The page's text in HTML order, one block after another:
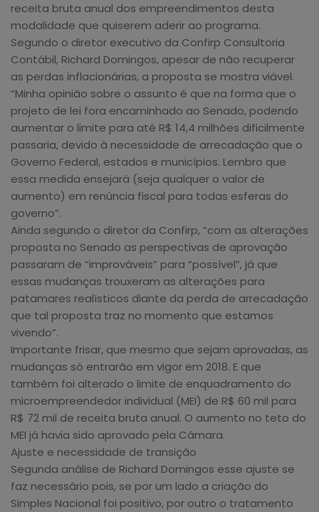
receita bruta anual dos empreendimentos desta
modalidade que quiserem aderir ao programa.
Segundo o diretor executivo da Confirp Consultoria
Contábil, Richard Domingos, apesar de não recuperar
as perdas inflacionárias, a proposta se mostra viável.
“Minha opinião sobre o assunto é que na forma que o
projeto de lei fora encaminhado ao Senado, podendo
aumentar o limite para até R$ 14,4 milhões dificilmente
passaria, devido à necessidade de arrecadação que o
Governo Federal, estados e municípios. Lembro que
essa medida ensejará (seja qualquer o valor de
aumento) em renúncia fiscal para todas esferas do
governo”.
Ainda segundo o diretor da Confirp, “com as alterações
proposta no Senado as perspectivas de aprovação
passaram de “improváveis” para “possível”, já que
essas mudanças trouxeram as alterações para
patamares realísticos diante da perda de arrecadação
que tal proposta traz no momento que estamos
vivendo”.
Importante frisar, que mesmo que sejam aprovadas, as
mudanças só entrarão em vigor em 2018. E que
também foi alterado o limite de enquadramento do
microempreendedor individual (MEI) de R$ 60 mil para
R$ 72 mil de receita bruta anual. O aumento no teto do
MEI já havia sido aprovado pela Câmara.
Ajuste e necessidade de transição
Segunda análise de Richard Domingos esse ajuste se
faz necessário pois, se por um lado a criação do
Simples Nacional foi positivo, por outro o tratamento